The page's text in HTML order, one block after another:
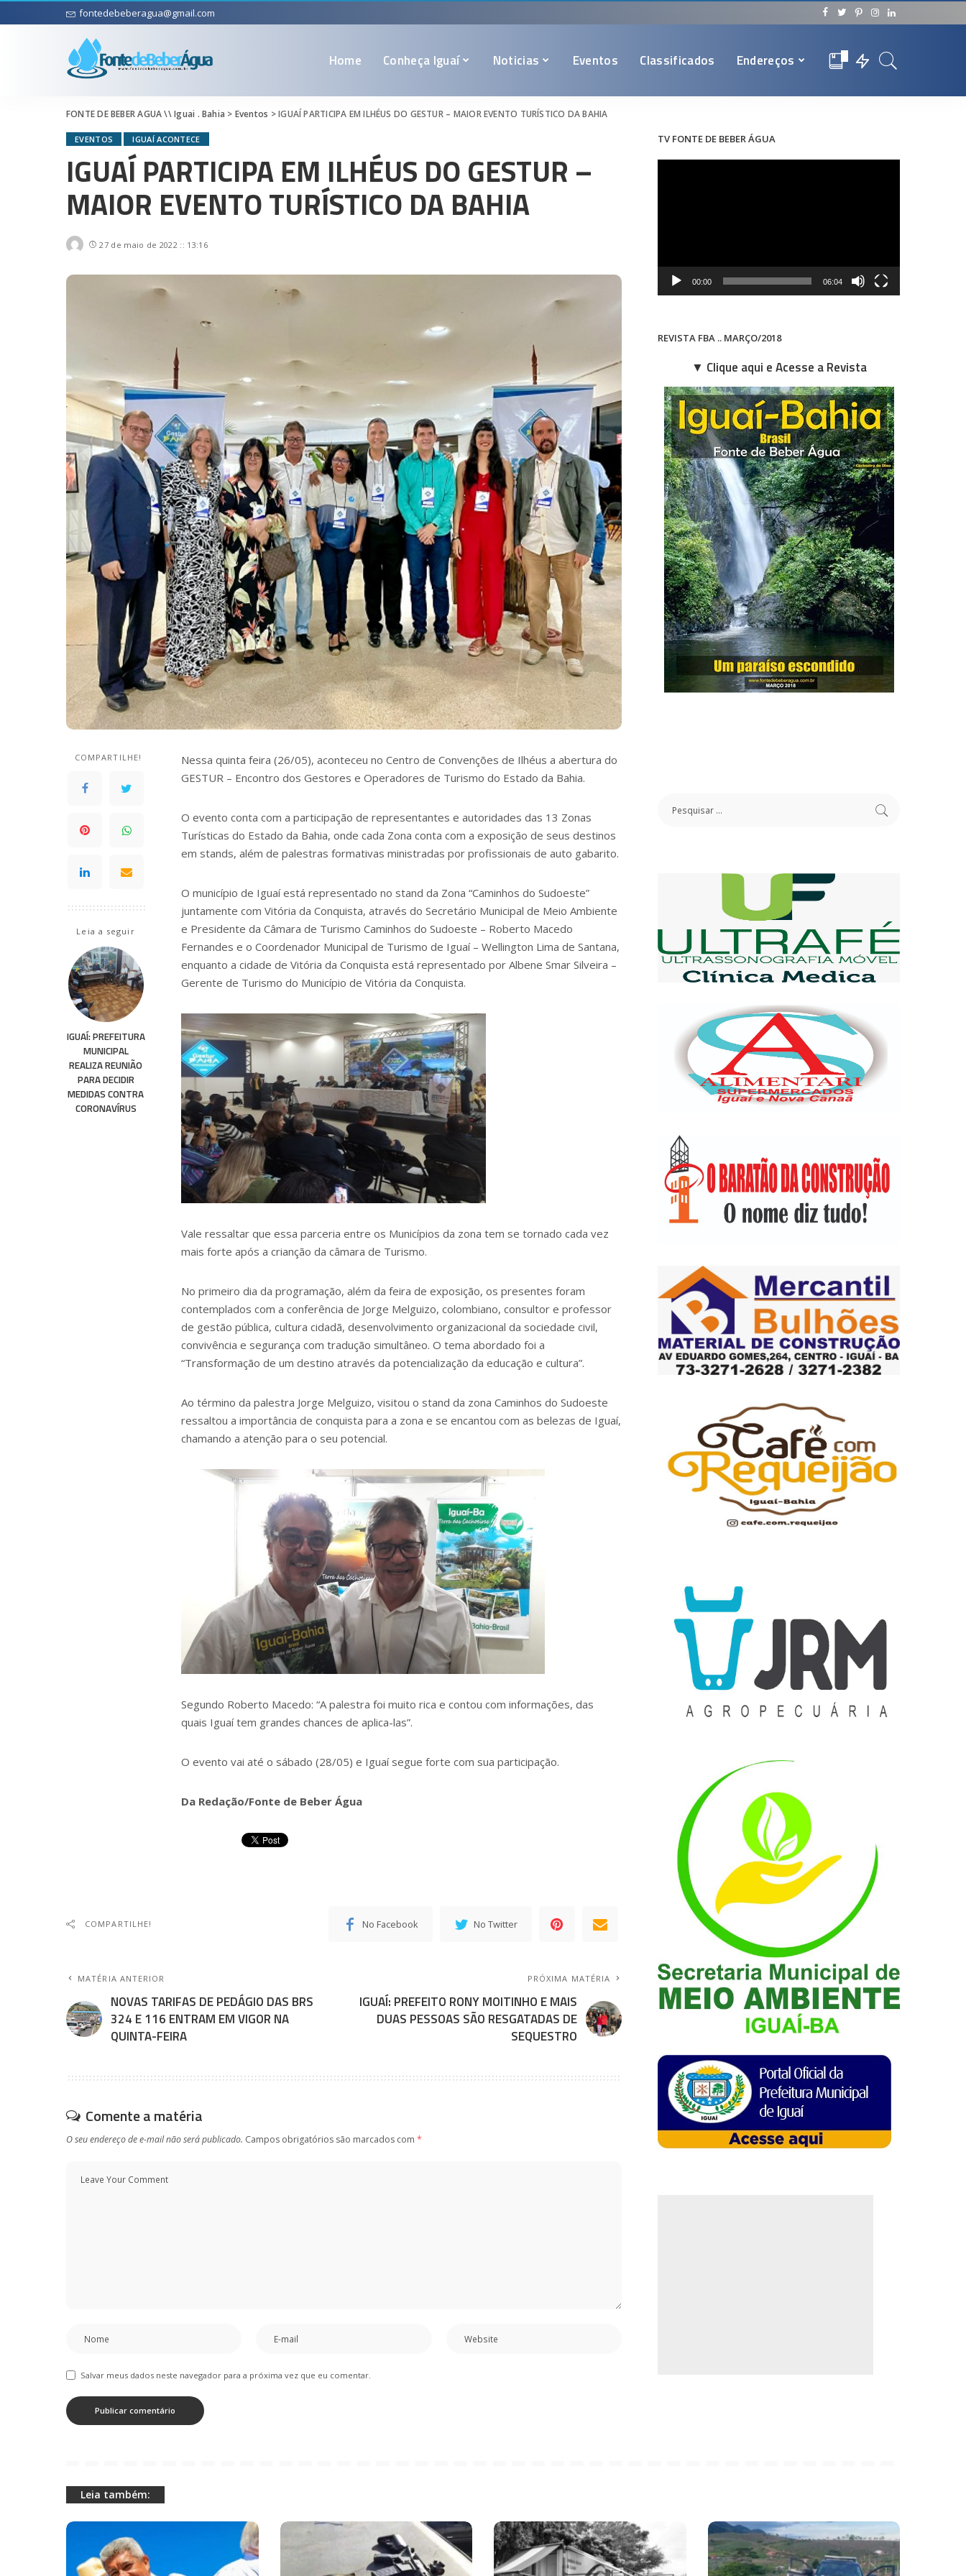
fontedebeberagua@gmail.com
Home Conheça Iguaí Noticias Eventos Classificados Endereços
FONTE DE BEBER AGUA \\ Iguai . Bahia > Eventos >IGUAÍ PARTICIPA EM ILHÉUS DO GESTUR – MAIOR EVENTO TURÍSTICO DA BAHIA
EVENTOS IGUAÍ ACONTECE
IGUAÍ PARTICIPA EM ILHÉUS DO GESTUR –
MAIOR EVENTO TURÍSTICO DA BAHIA
27 de maio de 2022 :: 13:16
COMPARTILHE!
Leia a seguir
IGUAÍ: PREFEITURA
MUNICIPAL
REALIZA REUNIÃO
PARA DECIDIR
MEDIDAS CONTRA
CORONAVÍRUS
Nessa quinta feira (26/05), aconteceu no Centro de Convenções de Ilhéus a abertura do
GESTUR – Encontro dos Gestores e Operadores de Turismo do Estado da Bahia.
O evento conta com a participação de representantes e autoridades das 13 Zonas
Turísticas do Estado da Bahia, onde cada Zona conta com a exposição de seus destinos
em stands, além de palestras formativas ministradas por profissionais de auto gabarito.
O município de Iguaí está representado no stand da Zona “Caminhos do Sudoeste”
juntamente com Vitória da Conquista, através do Secretário Municipal de Meio Ambiente
e Presidente da Câmara de Turismo Caminhos do Sudoeste – Roberto Macedo
Fernandes e o Coordenador Municipal de Turismo de Iguaí – Wellington Lima de Santana,
enquanto a cidade de Vitória da Conquista está representado por Albene Smar Silveira –
Gerente de Turismo do Município de Vitória da Conquista.
Vale ressaltar que essa parceria entre os Municípios da zona tem se tornado cada vez
mais forte após a crianção da câmara de Turismo.
No primeiro dia da programação, além da feira de exposição, os presentes foram
contemplados com a conferência de Jorge Melguizo, colombiano, consultor e professor
de gestão pública, cultura cidadã, desenvolvimento organizacional da sociedade civil,
convivência e segurança com tradução simultâneo. O tema abordado foi a
“Transformação de um destino através da potencialização da educação e cultura”.
Ao término da palestra Jorge Melguizo, visitou o stand da zona Caminhos do Sudoeste
ressaltou a importância de conquista para a zona e se encantou com as belezas de Iguaí,
chamando a atenção para o seu potencial.
Segundo Roberto Macedo: “A palestra foi muito rica e contou com informações, das
quais Iguaí tem grandes chances de aplica-las”.
O evento vai até o sábado (28/05) e Iguaí segue forte com sua participação.
Da Redação/Fonte de Beber Água
COMPARTILHE! No Facebook No Twitter
MATÉRIA ANTERIOR
NOVAS TARIFAS DE PEDÁGIO DAS BRS
324 E 116 ENTRAM EM VIGOR NA
QUINTA-FEIRA
PRÓXIMA MATÉRIA
IGUAÍ: PREFEITO RONY MOITINHO E MAIS
DUAS PESSOAS SÃO RESGATADAS DE
SEQUESTRO
Comente a matéria
O seu endereço de e-mail não será publicado. Campos obrigatórios são marcados com *
Salvar meus dados neste navegador para a próxima vez que eu comentar.
TV FONTE DE BEBER ÁGUA
00:00 06:04
REVISTA FBA .. MARÇO/2018
▼ Clique aqui e Acesse a Revista
Leia também: